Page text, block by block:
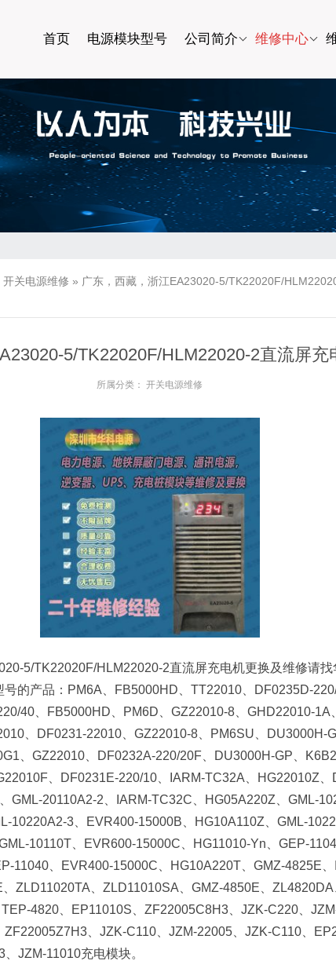
首页 电源模块型号 公司简介 维修中心
开关电源维修 » 广东，西藏，浙江EA23020-5/TK22020F/
5/TK22020F/HLM22020-2直流屏充
所属分类： 开关电源维修
5/TK22020F/HLM22020-2直流屏充电机更换及维修请找
的产品：PM6A、FB5000HD、TT22010、DF0235D-220/
40、FB5000HD、PM6D、GZ22010-8、GHD22010-1A
、DF0231-22010、GZ22010-8、PM6SU、DU3000H-
、GZ22010、DF0232A-220/20F、DU3000H-GP、
、DF0231E-220/10、IARM-TC32A、HG22010Z、
GML-20110A2-2、IARM-TC32C、HG05A220Z、GML-
10220A2-3、EVR400-15000B、HG10A110Z、GML-
10110T、EVR600-15000C、HG11010-Yn、GEP-
11040、EVR400-15000C、HG10A220T、GMZ-4825E、
ZLD11020TA、ZLD11010SA、GMZ-4850E、ZL4820DA
4820、EP11010S、ZF22005C8H3、JZK-C220、
、JZK-C110、JZM-22005、JZK-C110、
JZM-11010充电模块。